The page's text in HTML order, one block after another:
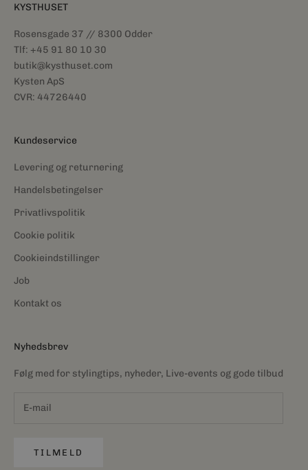
KYSTHUSET
Rosensgade 37 // 8300 Odder
Tlf: +45 91 80 10 30
butik@kysthuset.com
Kysten ApS
CVR: 44726440
Kundeservice
Levering og returnering
Handelsbetingelser
Privatlivspolitik
Cookie politik
Cookieindstillinger
Job
Kontakt os
Nyhedsbrev
Følg med for stylingtips, nyheder, Live-events og gode tilbud
TILMELD